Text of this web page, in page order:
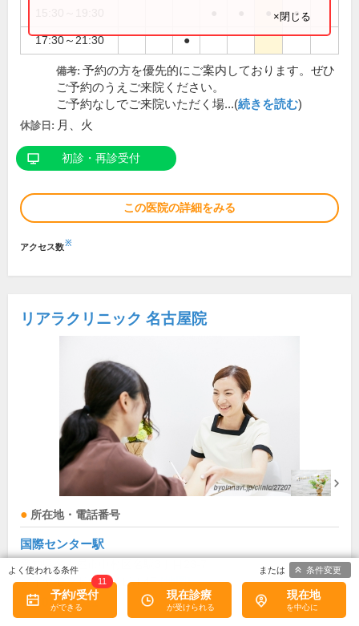
●
17:30～21:30 ●
×閉じる
備考: 予約の方を優先的にご案内しております。ぜひ
ご予約のうえご来院ください。
ご予約なしでご来院いただく場...(続きを読む)
休診日: 月、火
初診・再診受付
この医院の詳細をみる
アクセス数※
リアラクリニック 名古屋院
所在地・電話番号
国際センター駅
愛知県名古屋市中村区名駅3丁目23-7
ダイヤモンドウェイビル4F[地図]
0120-112-611
予約/受付
11
現在診療 現在地
条件変更